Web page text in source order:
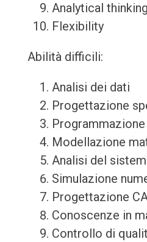
Analytical thinking
Flexibility
Abilità difficili:
Analisi dei dati
Progettazione
Modellazione
Analisi del
Simulazione
Progettazione
Conoscenze in
Controllo di